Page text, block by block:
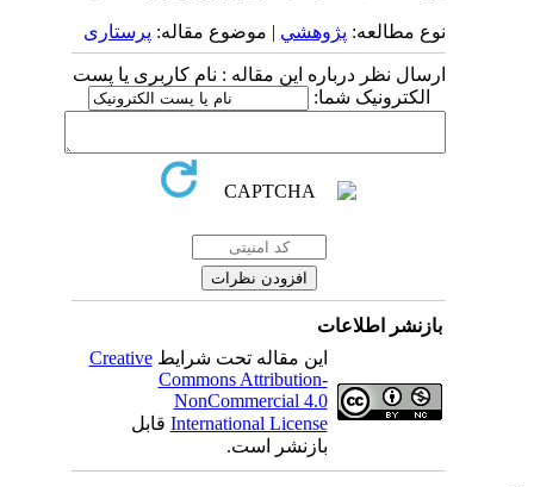
نوع مطالعه:پژوهشي| موضوع مقاله:پرستاری
ارسال نظر درباره این مقاله : نام کاربری یا پست
الکترونیک شما:
بازنشر اطلاعات
این مقاله تحت شرایطCreative
Commons Attribution-
NonCommercial 4.0
International Licenseقابل
بازنشر است.